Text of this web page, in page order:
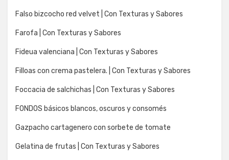
Falso bizcocho red velvet | Con Texturas y Sabores
Farofa | Con Texturas y Sabores
Fideua valenciana | Con Texturas y Sabores
Filloas con crema pastelera. | Con Texturas y Sabores
Foccacia de salchichas | Con Texturas y Sabores
FONDOS básicos blancos, oscuros y consomés
Gazpacho cartagenero con sorbete de tomate
Gelatina de frutas | Con Texturas y Sabores